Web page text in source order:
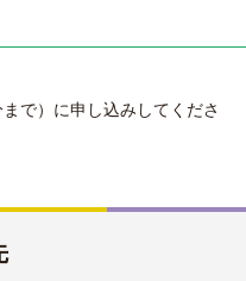
で）に申し込みしてくださ